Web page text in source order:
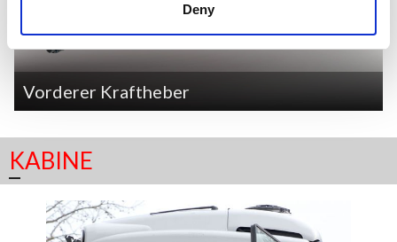
Deny
Vorderer Kraftheber
KABINE